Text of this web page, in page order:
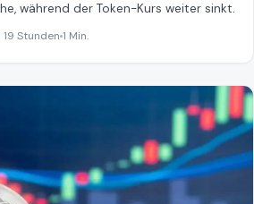
während der Token-Kurs weiter sinkt.
19 Stunden 1 Min.